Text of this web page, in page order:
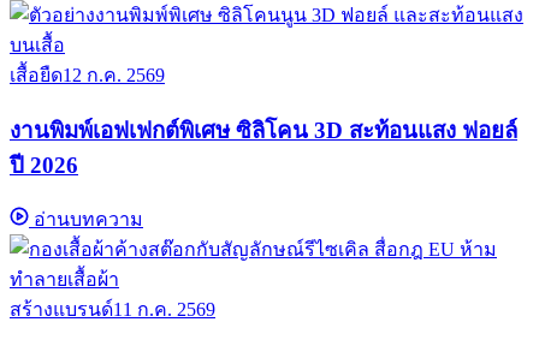
เสื้อยืด12 ก.ค. 2569
งานพิมพ์เอฟเฟกต์พิเศษ ซิลิโคน 3D สะท้อนแสง ฟอยล์
ปี 2026
อ่านบทความ
สร้างแบรนด์11 ก.ค. 2569